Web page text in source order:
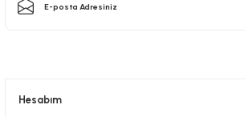
Hesabım